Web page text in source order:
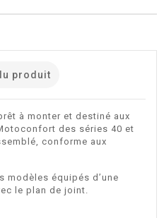
produit
à monter et destiné aux
des séries 40 et
conforme aux
modèles équipés d’une
le plan de joint.